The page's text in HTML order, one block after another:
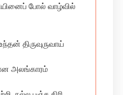
போல் வாழ்வில்
திருவுருவாய்
அலங்காரம்